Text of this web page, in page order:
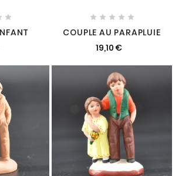
     
COUPLE AU PARAPLUIE
19,10 €